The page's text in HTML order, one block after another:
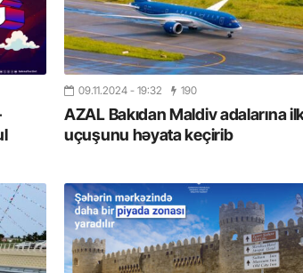
09.11.2024 - 19:32 190
AZAL Bakıdan Maldiv adalarına
uçuşunu həyata keçirib